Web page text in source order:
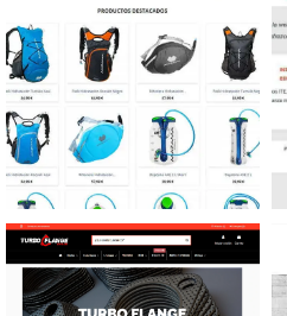
Diseño tienda online
Productos deportivos